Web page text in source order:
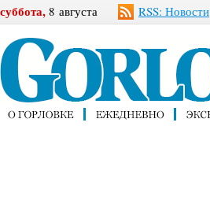
суббота, 8 августа RSS: Новости